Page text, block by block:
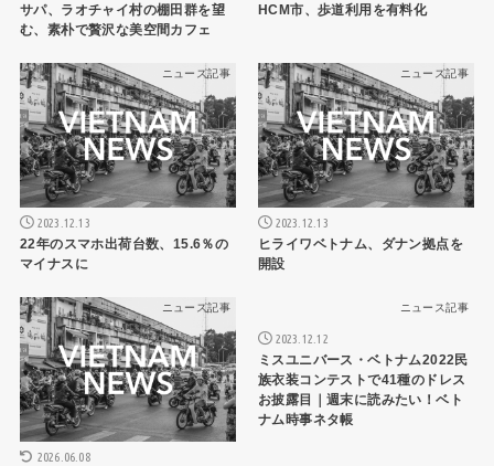
サパ、ラオチャイ村の棚田群を望
む、素朴で贅沢な美空間カフェ
HCM市、歩道利用を有料化
ニュース記事
2023.12.13
22年のスマホ出荷台数、15.6％の
マイナスに
ニュース記事
2023.12.13
ヒライワベトナム、ダナン拠点を
開設
ニュース記事
2026.06.08
ニュース記事
2023.12.12
ミスユニバース・ベトナム2022民
族衣装コンテストで41種のドレス
お披露目｜週末に読みたい！ベト
ナム時事ネタ帳